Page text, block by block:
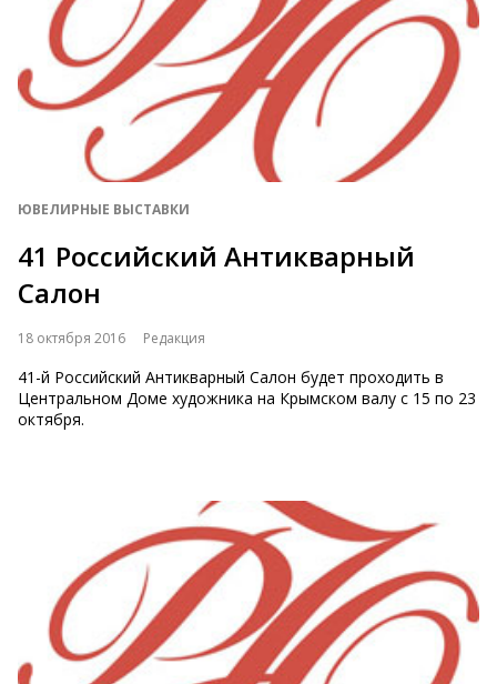
ЮВЕЛИРНЫЕ ВЫСТАВКИ
41 Российский Антикварный
Салон
18 октября 2016 Редакция
41-й Российский Антикварный Салон будет проходить в
Центральном Доме художника на Крымском валу с 15 по 23
октября.